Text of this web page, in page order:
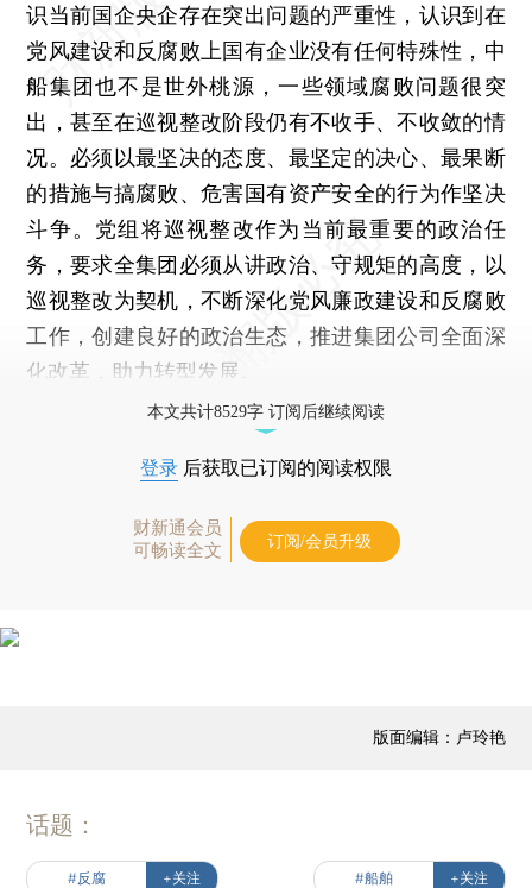
识当前国企央企存在突出问题的严重性，认识到在
党风建设和反腐败上国有企业没有任何特殊性，中
船集团也不是世外桃源，一些领域腐败问题很突
出，甚至在巡视整改阶段仍有不收手、不收敛的情
况。必须以最坚决的态度、最坚定的决心、最果断
的措施与搞腐败、危害国有资产安全的行为作坚决
斗争。党组将巡视整改作为当前最重要的政治任
务，要求全集团必须从讲政治、守规矩的高度，以
巡视整改为契机，不断深化党风廉政建设和反腐败
工作，创建良好的政治生态，推进集团公司全面深
化改革，助力转型发展。
本文共计8529字 订阅后继续阅读
登录 后获取已订阅的阅读权限
财新通会员
可畅读全文
订阅/会员升级
版面编辑：卢玲艳
话题：
#反腐 +关注 #船舶 +关注